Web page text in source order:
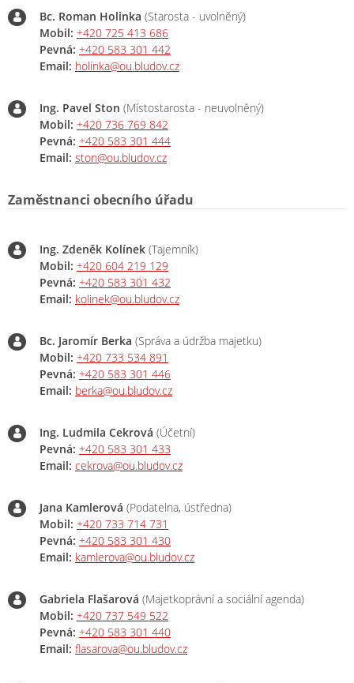
Bc. Roman Holinka (Starosta - uvolněný)
Mobil: +420 725 413 686
Pevná: +420 583 301 442
Email: holinka@ou.bludov.cz
Ing. Pavel Ston (Místostarosta - neuvolněný)
Mobil: +420 736 769 842
Pevná: +420 583 301 444
Email: ston@ou.bludov.cz
Zaměstnanci obecního úřadu
Ing. Zdeněk Kolínek (Tajemník)
Mobil: +420 604 219 129
Pevná: +420 583 301 432
Email: kolinek@ou.bludov.cz
Bc. Jaromír Berka (Správa a údržba majetku)
Mobil: +420 733 534 891
Pevná: +420 583 301 446
Email: berka@ou.bludov.cz
Ing. Ludmila Cekrová (Účetní)
Pevná: +420 583 301 433
Email: cekrova@ou.bludov.cz
Jana Kamlerová (Podatelna, ústředna)
Mobil: +420 733 714 731
Pevná: +420 583 301 430
Email: kamlerova@ou.bludov.cz
Gabriela Flašarová (Majetkoprávní a sociální agenda)
Mobil: +420 737 549 522
Pevná: +420 583 301 440
Email: flasarova@ou.bludov.cz